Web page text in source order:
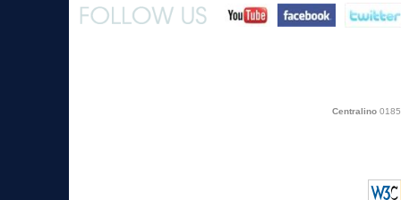
Centralino